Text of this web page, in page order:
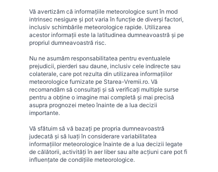
Vă avertizăm că informațiile meteorologice sunt în mod
intrinsec nesigure și pot varia în funcție de diverși factori,
inclusiv schimbările meteorologice rapide. Utilizarea
acestor informații este la latitudinea dumneavoastră și pe
propriul dumneavoastră risc.
Nu ne asumăm responsabilitatea pentru eventualele
prejudicii, pierderi sau daune, inclusiv cele indirecte sau
colaterale, care pot rezulta din utilizarea informațiilor
meteorologice furnizate pe Starea-Vremii.ro. Vă
recomandăm să consultați și să verificați multiple surse
pentru a obține o imagine mai completă și mai precisă
asupra prognozei meteo înainte de a lua decizii
importante.
Vă sfătuim să vă bazați pe propria dumneavoastră
judecată și să luați în considerare variabilitatea
informațiilor meteorologice înainte de a lua decizii legate
de călătorii, activități în aer liber sau alte acțiuni care pot fi
influențate de condițiile meteorologice.